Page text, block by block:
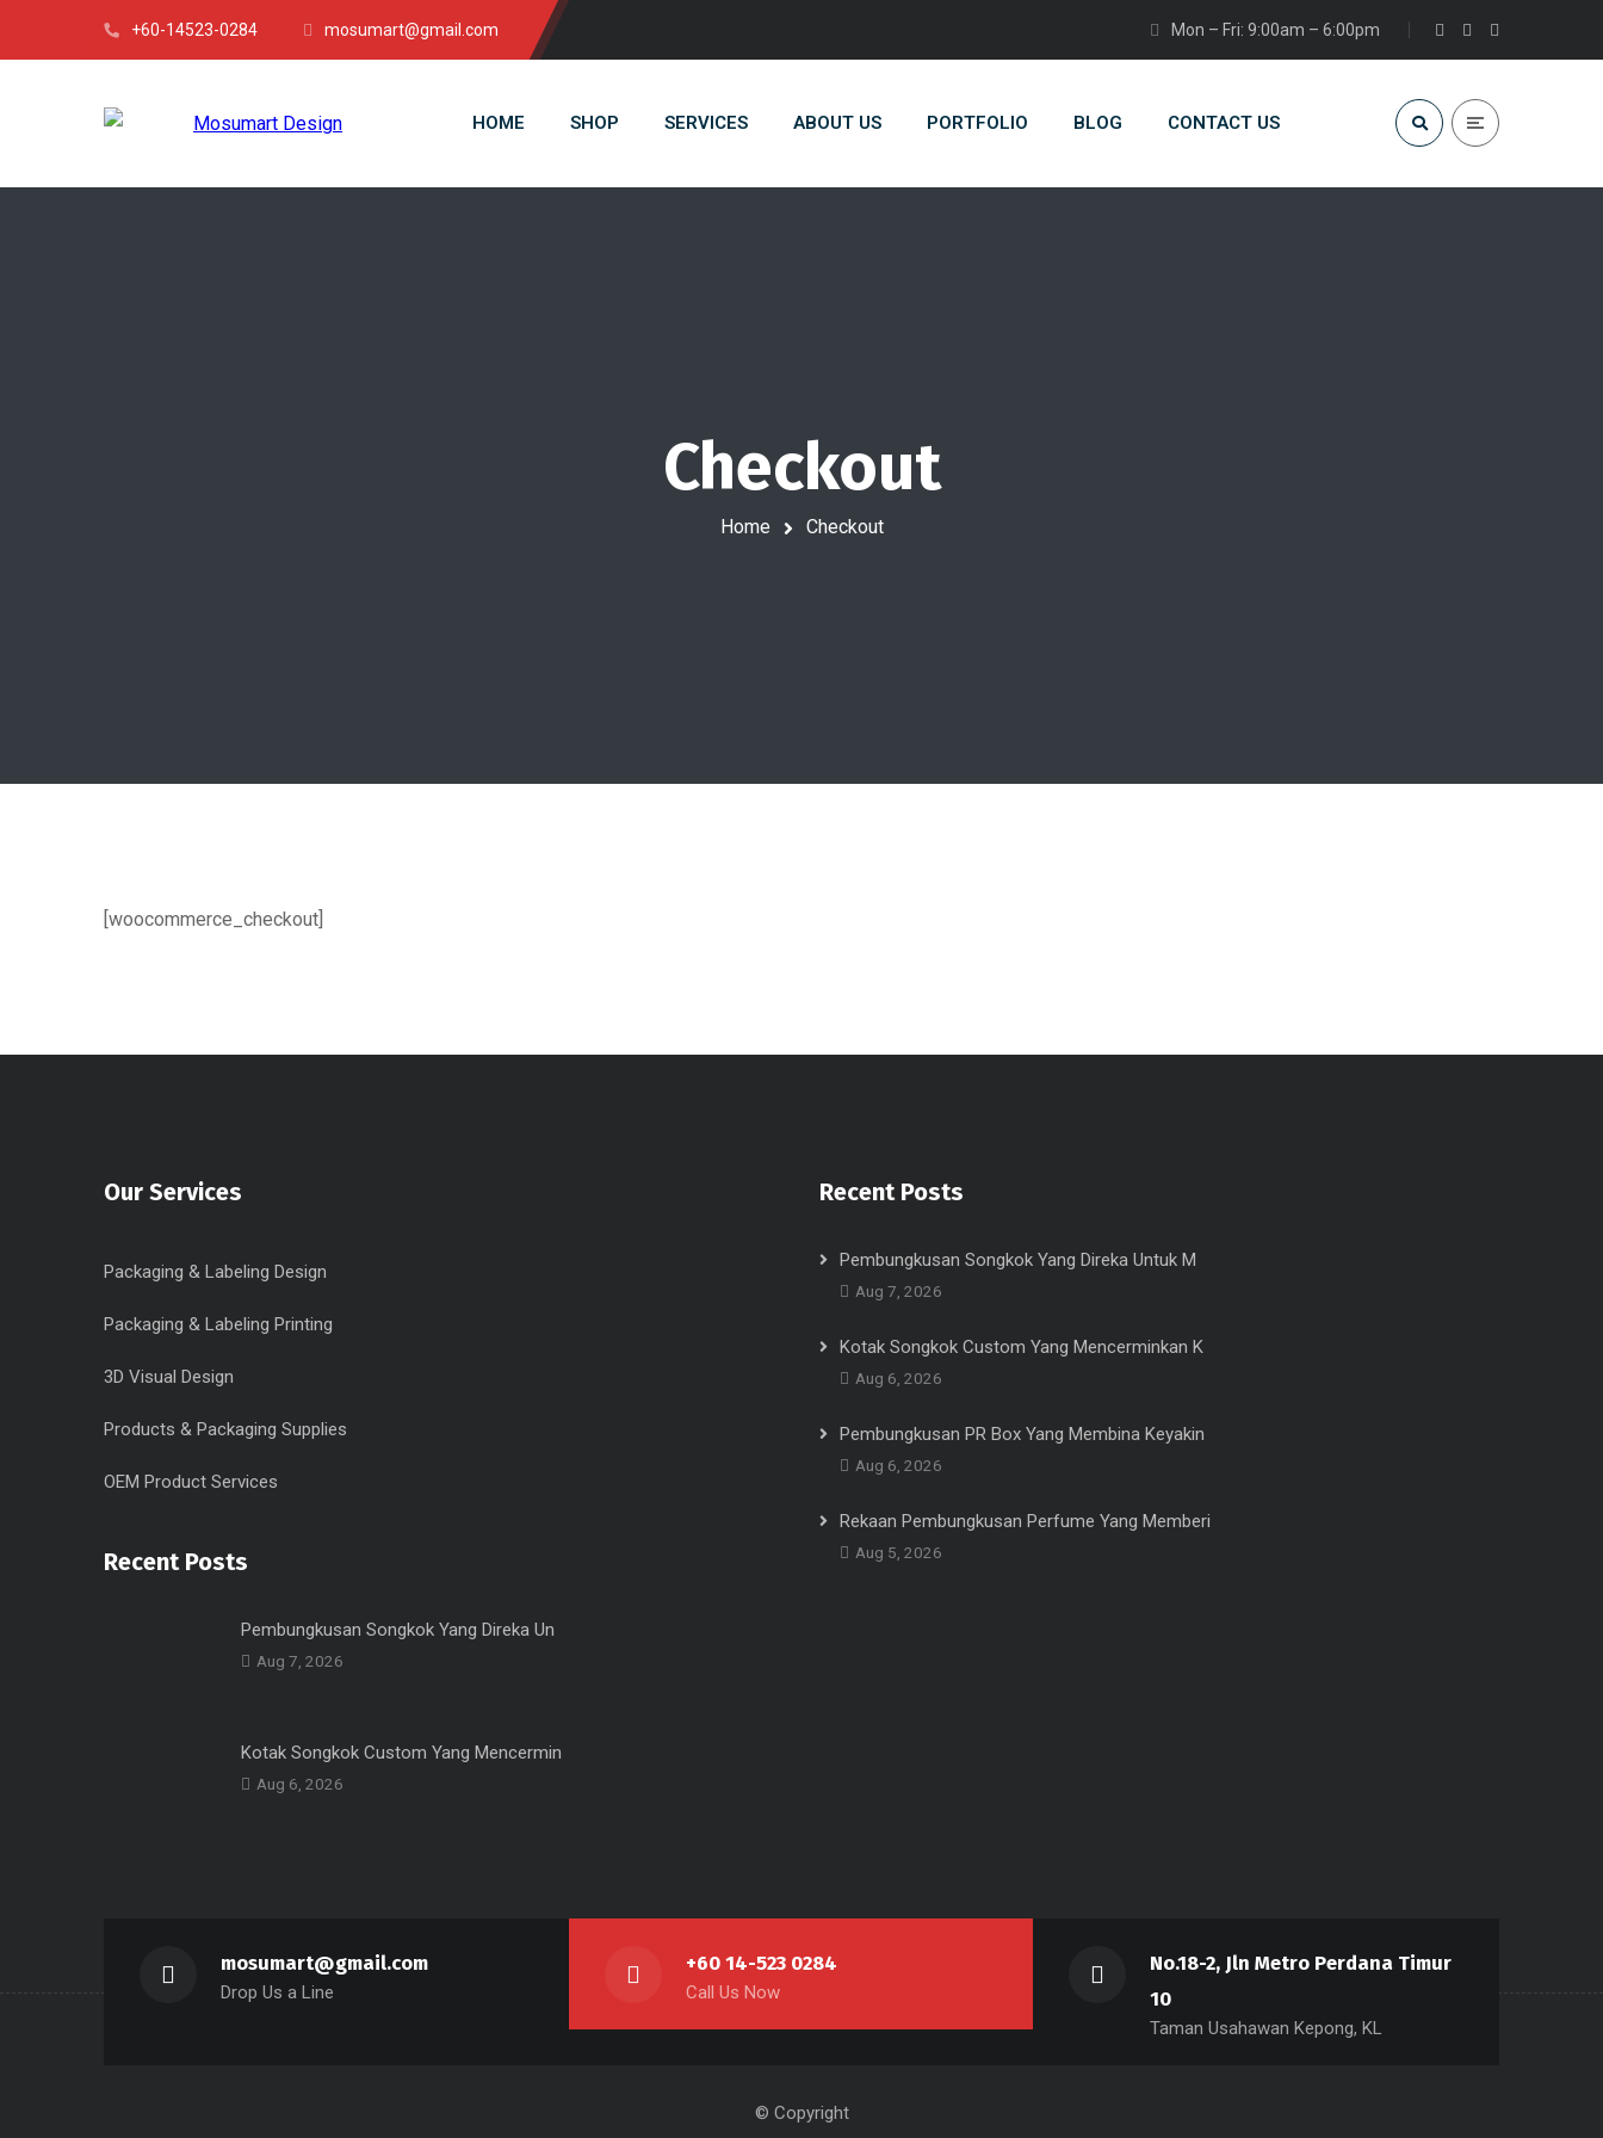
+60-14523-0284 mosumart@gmail.com Mon – Fri: 9:00am – 6:00pm
HOME SHOP SERVICES ABOUT US PORTFOLIO BLOG CONTACT US
Checkout
Home Checkout
[woocommerce_checkout]
Our Services
Packaging & Labeling Design
Packaging & Labeling Printing
3D Visual Design
Products & Packaging Supplies
OEM Product Services
Recent Posts
Pembungkusan Songkok Yang Direka Un
Aug 7, 2026
Kotak Songkok Custom Yang Mencermin
Aug 6, 2026
Recent Posts
Pembungkusan Songkok Yang Direka Untuk M
Aug 7, 2026
Kotak Songkok Custom Yang Mencerminkan K
Aug 6, 2026
Pembungkusan PR Box Yang Membina Keyakin
Aug 6, 2026
Rekaan Pembungkusan Perfume Yang Memberi
Aug 5, 2026
mosumart@gmail.com
Drop Us a Line
+60 14-523 0284
Call Us Now
No.18-2, Jln Metro Perdana Timur
10
Taman Usahawan Kepong, KL
© Copyright